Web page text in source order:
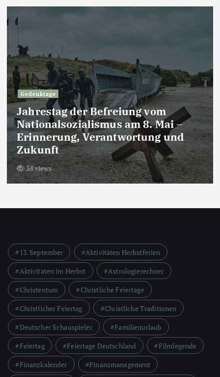
Gedenktage
Jahrestag der Befreiung vom
Nationalsozialismus am 8. Mai –
Erinnerung, Verantwortung und
Zukunft
38 views
13. September
Aktivitäten Herbstferien
Aktivitäten im Herbst
Astrologierechner
Christentum
Christliche Feiertage
Christlicher Feiertag
Christliche Traditionen
Deutscher Schauspieler
Familienurlaub
Feiertag
Feiertage Deutschland
Filmlegende
Finanzkalender
Finanzmanagement